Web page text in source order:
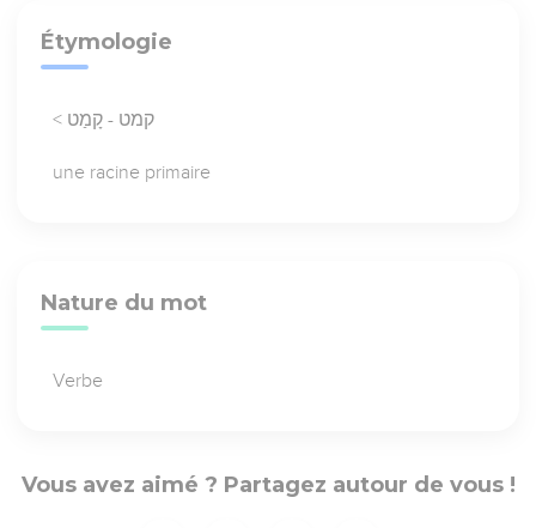
Étymologie
< קמט - קָמַט
une racine primaire
Nature du mot
Verbe
Vous avez aimé ? Partagez autour de vous !